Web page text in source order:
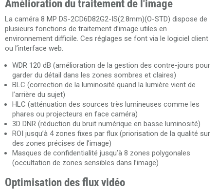
Amélioration du traitement de l'image
La caméra 8 MP DS-2CD6D82G2-IS(2.8mm)(O-STD) dispose de
plusieurs fonctions de traitement d’image utiles en
environnement difficile. Ces réglages se font via le logiciel client
ou l’interface web.
WDR 120 dB (amélioration de la gestion des contre-jours pour
garder du détail dans les zones sombres et claires)
BLC (correction de la luminosité quand la lumière vient de
l’arrière du sujet)
HLC (atténuation des sources très lumineuses comme les
phares ou projecteurs en face caméra)
3D DNR (réduction du bruit numérique en basse luminosité)
ROI jusqu’à 4 zones fixes par flux (priorisation de la qualité sur
des zones précises de l’image)
Masques de confidentialité jusqu’à 8 zones polygonales
(occultation de zones sensibles dans l’image)
Optimisation des flux vidéo